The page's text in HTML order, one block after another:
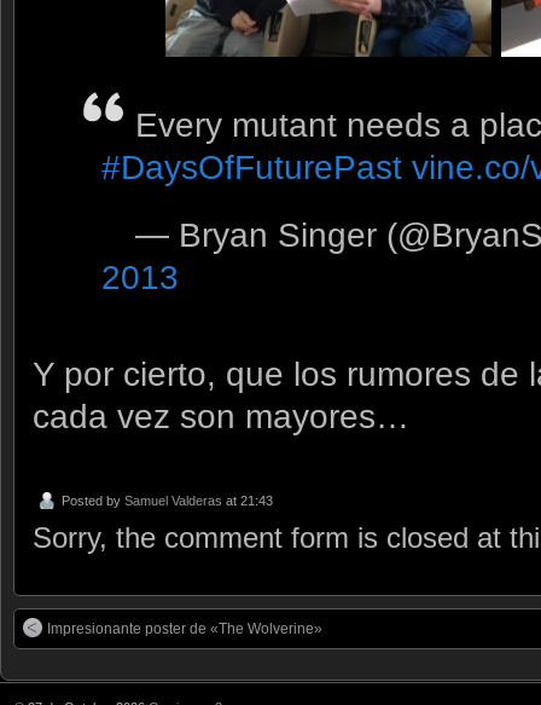
Every mutant needs a
#DaysOfFuturePast vine.co/
— Bryan Singer
2013
Y por cierto, que los rumores de
cada vez son mayores…
Posted by Samuel Valderas at 21:43
Sorry, the comment form is closed at
Impresionante poster de «The Wolverine»